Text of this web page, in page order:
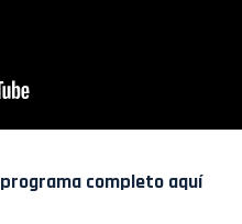
completo aquí